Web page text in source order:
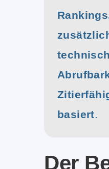
basiert.
Der